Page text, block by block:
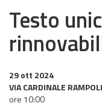
Testo
29 ott 2024
VIA CARDINALE
ore 10:00